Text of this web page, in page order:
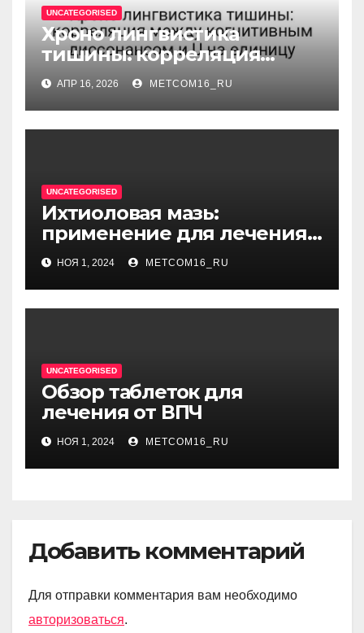
UNCATEGORISED
Хроно лингвистика
тишины: корреляция
между когнитивным
диссонансом и U на
единицу
АПР 16, 2026 METCOM16_RU
UNCATEGORISED
Ихтиоловая мазь:
применение для лечения
фурункулов
НОЯ 1, 2024 METCOM16_RU
UNCATEGORISED
Обзор таблеток для
лечения от ВПЧ
НОЯ 1, 2024 METCOM16_RU
Добавить комментарий
Для отправки комментария вам необходимо
авторизоваться.